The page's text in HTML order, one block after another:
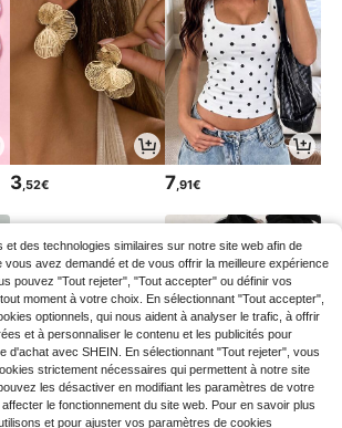
3,52€ 7,91€
et des technologies similaires sur notre site web afin de
avez demandé et de vous offrir la meilleure expérience
pouvez "Tout rejeter", "Tout accepter" ou définir vos
moment à votre choix. En sélectionnant "Tout accepter",
optionnels, qui nous aident à analyser le trafic, à offrir
et à personnaliser le contenu et les publicités pour
d'achat avec SHEIN. En sélectionnant "Tout rejeter", vous
strictement nécessaires qui permettent à notre site
les désactiver en modifiant les paramètres de votre
le fonctionnement du site web. Pour en savoir plus
et pour ajuster vos paramètres de cookies